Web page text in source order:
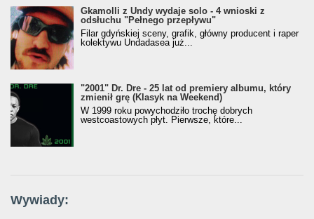
Gkamolli z Undy wydaje solo - 4 wnioski z
odsłuchu "Pełnego przepływu"
Filar gdyńskiej sceny, grafik, główny producent i raper
kolektywu Undadasea już...
"2001" Dr. Dre - 25 lat od premiery albumu, który
zmienił grę (Klasyk na Weekend)
W 1999 roku powychodziło trochę dobrych
westcoastowych płyt. Pierwsze, które...
Wywiady: